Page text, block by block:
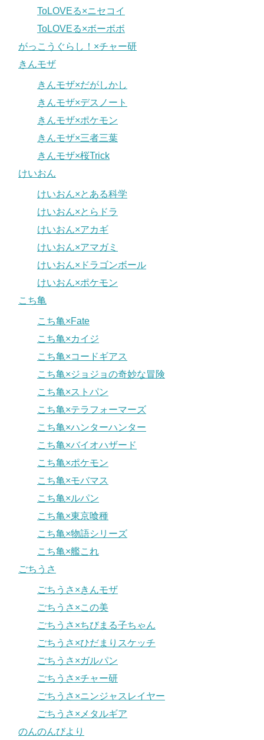
ToLOVEる×ニセコイ
ToLOVEる×ボーボボ
がっこうぐらし！×チャー研
きんモザ
きんモザ×だがしかし
きんモザ×デスノート
きんモザ×ポケモン
きんモザ×三者三葉
きんモザ×桜Trick
けいおん
けいおん×とある科学
けいおん×とらドラ
けいおん×アカギ
けいおん×アマガミ
けいおん×ドラゴンボール
けいおん×ポケモン
こち亀
こち亀×Fate
こち亀×カイジ
こち亀×コードギアス
こち亀×ジョジョの奇妙な冒険
こち亀×ストパン
こち亀×テラフォーマーズ
こち亀×ハンターハンター
こち亀×バイオハザード
こち亀×ポケモン
こち亀×モバマス
こち亀×ルパン
こち亀×東京喰種
こち亀×物語シリーズ
こち亀×艦これ
ごちうさ
ごちうさ×きんモザ
ごちうさ×この美
ごちうさ×ちびまる子ちゃん
ごちうさ×ひだまりスケッチ
ごちうさ×ガルパン
ごちうさ×チャー研
ごちうさ×ニンジャスレイヤー
ごちうさ×メタルギア
のんのんびより